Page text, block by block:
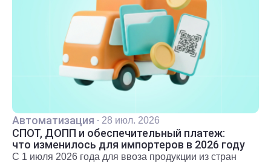
Автоматизация · 28 июл. 2026
СПОТ, ДОПП и обеспечительный платеж:
что изменилось для импортеров в 2026 году
С 1 июля 2026 года для ввоза продукции из стран